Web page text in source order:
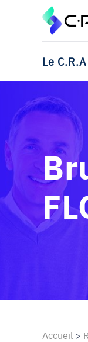
Le C.R.A
Accueil >